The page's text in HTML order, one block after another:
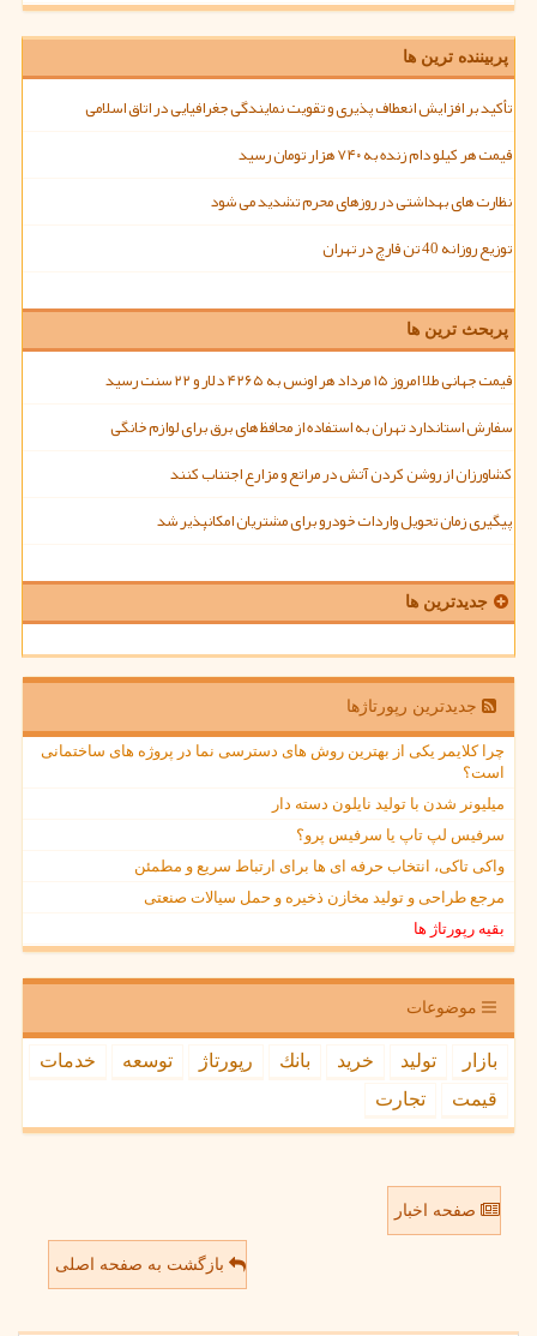
پربیننده ترین ها
تأکید بر افزایش انعطاف پذیری و تقویت نمایندگی جغرافیایی در اتاق اسلامی
قیمت هر کیلو دام زنده به ۷۴۰ هزار تومان رسید
نظارت های بهداشتی در روزهای محرم تشدید می شود
توزیع روزانه 40 تن قارچ در تهران
پربحث ترین ها
قیمت جهانی طلا امروز ۱۵ مرداد هر اونس به ۴۲۶۵ دلار و ۲۲ سنت رسید
سفارش استاندارد تهران به استفاده از محافظ های برق برای لوازم خانگی
کشاورزان از روشن کردن آتش در مراتع و مزارع اجتناب کنند
پیگیری زمان تحویل واردات خودرو برای مشتریان امکانپذیر شد
جدیدترین ها
جدیدترین رپورتاژها
چرا کلایمر یکی از بهترین روش های دسترسی نما در پروژه های ساختمانی
است؟
میلیونر شدن با تولید نایلون دسته دار
سرفیس لپ تاپ یا سرفیس پرو؟
واکی تاکی، انتخاب حرفه ای ها برای ارتباط سریع و مطمئن
مرجع طراحی و تولید مخازن ذخیره و حمل سیالات صنعتی
بقیه رپورتاژ ها
موضوعات
بازار تولید خرید بانك رپورتاژ توسعه
خدمات
قیمت
تجارت
صفحه اخبار
بازگشت به صفحه اصلی